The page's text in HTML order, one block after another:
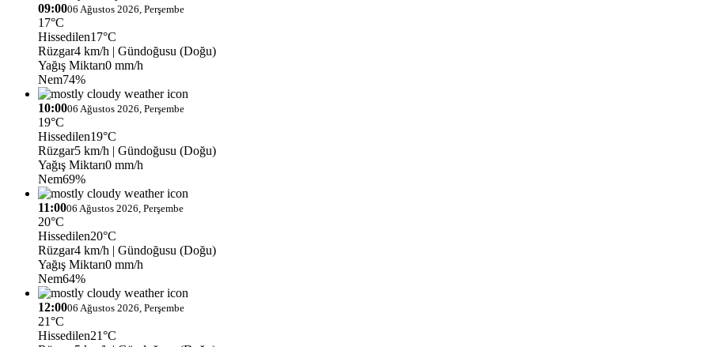
09:0006 Ağustos 2026, Perşembe
17°C
Hissedilen17°C
Rüzgar4 km/h | Gündoğusu (Doğu)
Yağış Miktarı0 mm/h
Nem74%
10:0006 Ağustos 2026, Perşembe
19°C
Hissedilen19°C
Rüzgar5 km/h | Gündoğusu (Doğu)
Yağış Miktarı0 mm/h
Nem69%
11:0006 Ağustos 2026, Perşembe
20°C
Hissedilen20°C
Rüzgar4 km/h | Gündoğusu (Doğu)
Yağış Miktarı0 mm/h
Nem64%
12:0006 Ağustos 2026, Perşembe
21°C
Hissedilen21°C